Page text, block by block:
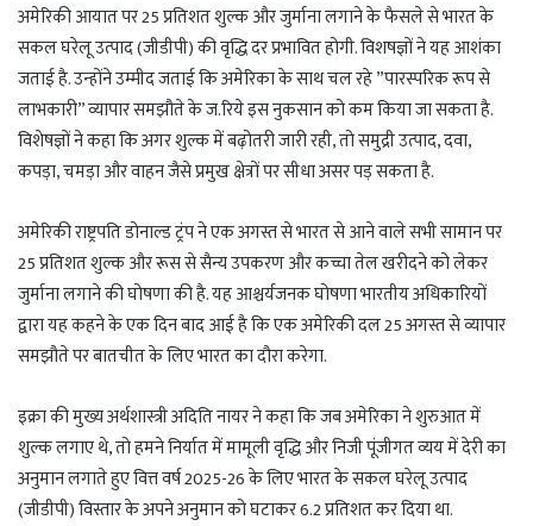
अमेरिकी आयात पर 25 प्रतिशत शुल्क और जुर्माना लगाने के फैसले से भारत के
सकल घरेलू उत्पाद (जीडीपी) की वृद्धि दर प्रभावित होगी. विशषज्ञों ने यह आशंका
जताई है. उन्होंने उम्मीद जताई कि अमेरिका के साथ चल रहे ”पारस्परिक रूप से
लाभकारी” व्यापार समझौते के ज.रिये इस नुकसान को कम किया जा सकता है.
विशेषज्ञों ने कहा कि अगर शुल्क में बढ़ोतरी जारी रही, तो समुद्री उत्पाद, दवा,
कपड़ा, चमड़ा और वाहन जैसे प्रमुख क्षेत्रों पर सीधा असर पड़ सकता है.
अमेरिकी राष्ट्रपति डोनाल्ड ट्रंप ने एक अगस्त से भारत से आने वाले सभी सामान पर
25 प्रतिशत शुल्क और रूस से सैन्य उपकरण और कच्चा तेल खरीदने को लेकर
जुर्माना लगाने की घोषणा की है. यह आश्चर्यजनक घोषणा भारतीय अधिकारियों
द्वारा यह कहने के एक दिन बाद आई है कि एक अमेरिकी दल 25 अगस्त से व्यापार
समझौते पर बातचीत के लिए भारत का दौरा करेगा.
इक्रा की मुख्य अर्थशास्त्री अदिति नायर ने कहा कि जब अमेरिका ने शुरुआत में
शुल्क लगाए थे, तो हमने निर्यात में मामूली वृद्धि और निजी पूंजीगत व्यय में देरी का
अनुमान लगाते हुए वित्त वर्ष 2025-26 के लिए भारत के सकल घरेलू उत्पाद
(जीडीपी) विस्तार के अपने अनुमान को घटाकर 6.2 प्रतिशत कर दिया था.